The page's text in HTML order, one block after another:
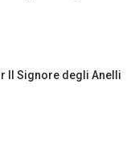
Il Signore degli Anelli